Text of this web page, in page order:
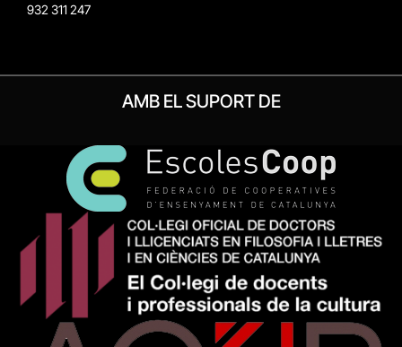
932 311 247
AMB EL SUPORT DE